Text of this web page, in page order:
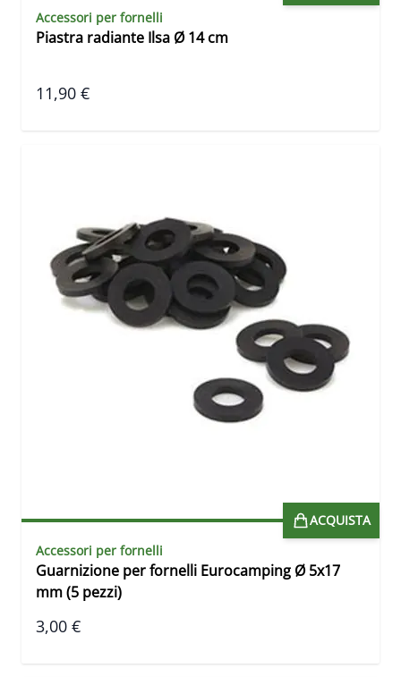
Accessori per fornelli
Piastra radiante Ilsa Ø 14 cm
11,90 €
ACQUISTA
Accessori per fornelli
Guarnizione per fornelli Eurocamping Ø 5x17
mm (5 pezzi)
3,00 €